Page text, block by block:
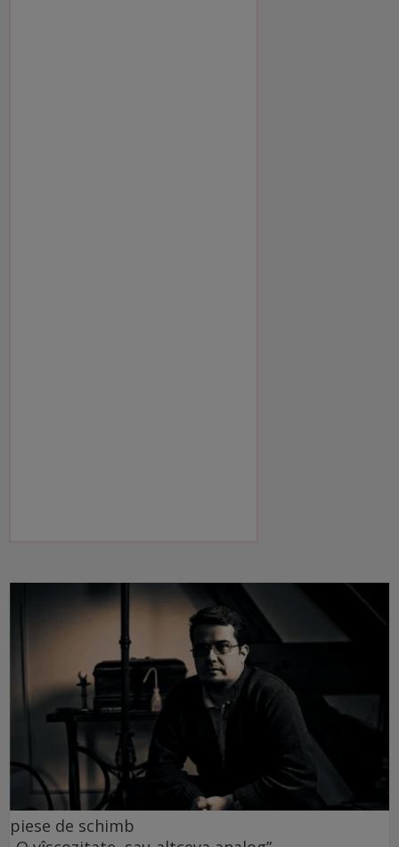
piese de schimb